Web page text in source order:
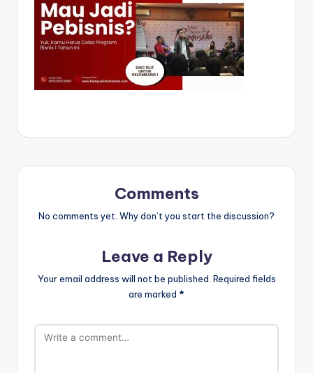
Comments
No comments yet. Why don’t you start the discussion?
Leave a Reply
Your email address will not be published. Required fields
are marked *